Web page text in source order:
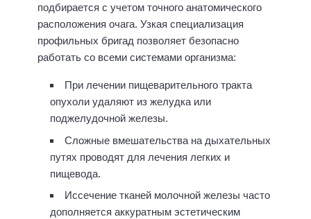
подбирается с учетом точного анатомического
расположения очага. Узкая специализация
профильных бригад позволяет безопасно
работать со всеми системами организма:
При лечении пищеварительного тракта
опухоли удаляют из желудка или
поджелудочной железы.
Сложные вмешательства на дыхательных
путях проводят для лечения легких и
пищевода.
Иссечение тканей молочной железы часто
дополняется аккуратным эстетическим